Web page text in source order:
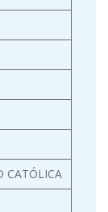
CATÓLICA